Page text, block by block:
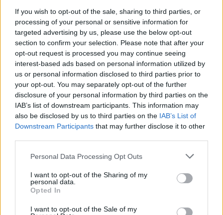
If you wish to opt-out of the sale, sharing to third parties, or
processing of your personal or sensitive information for
targeted advertising by us, please use the below opt-out
section to confirm your selection. Please note that after your
opt-out request is processed you may continue seeing
interest-based ads based on personal information utilized by
us or personal information disclosed to third parties prior to
your opt-out. You may separately opt-out of the further
disclosure of your personal information by third parties on the
IAB’s list of downstream participants. This information may
also be disclosed by us to third parties on the IAB’s List of
Downstream Participants that may further disclose it to other
Please note that this website/app uses one or more Google
not limited to your visit or usage behaviour. You may click to
grant or deny consent to Google and its third-party tags to
use your data for below specified purposes in below Google
consent section.
Personal Data Processing Opt Outs
I want to opt-out of the Sharing of my
personal data.
Opted In
I want to opt-out of the Sale of my
első Törzsi Tanácson, hogy melyik társuknak érjen véget a
Survivor.
2:12
Survivor
2023. október 5. 20:45
hogy valakit kiszavazhassanak?